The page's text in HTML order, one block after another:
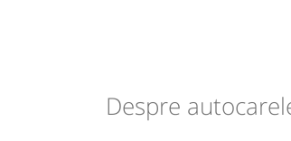
14:55 Tonciu Statie
Despre